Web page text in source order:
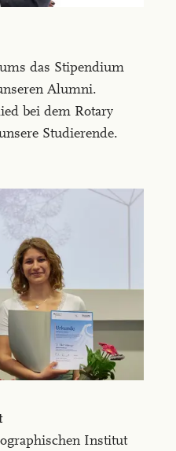
das Stipendium
Alumni.
bei dem Rotary
Studierende.
Institut